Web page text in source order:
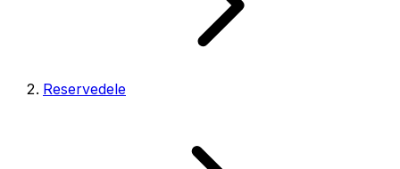
Reservedele